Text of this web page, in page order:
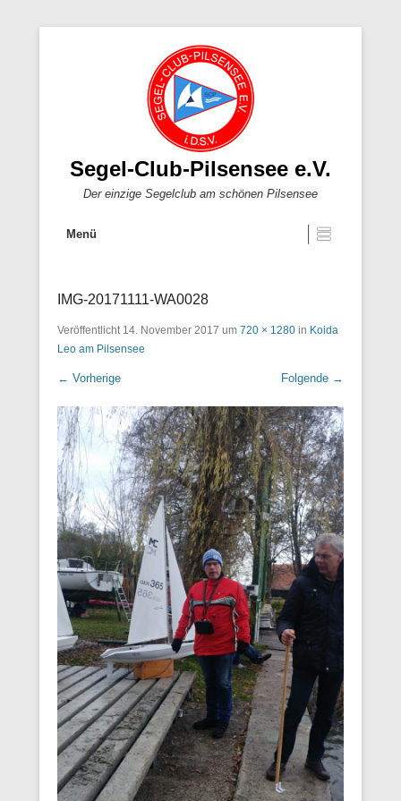
Segel-Club-Pilsensee e.V.
Der einzige Segelclub am schönen Pilsensee
Menü
IMG-20171111-WA0028
Veröffentlicht 14. November 2017 um 720 × 1280 in Koida
Leo am Pilsensee
← Vorherige Folgende →